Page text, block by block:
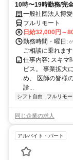
10時〜19時勤務/完
業務一般社団法人博
フルリモート
日給32,000円～
勤務時間・曜日:
ご相談に乗れます
仕事内容: スキマ
ビス。 事業拡大
め、 医師の皆様
診...
シフト自由 フルリモー
同じ企業の求人
アルバイト・パート